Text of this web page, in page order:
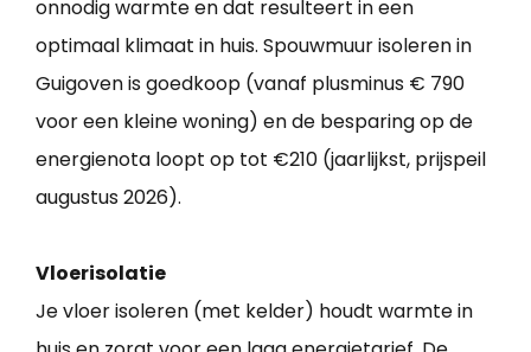
onnodig warmte en dat resulteert in een
optimaal klimaat in huis. Spouwmuur isoleren in
Guigoven is goedkoop (vanaf plusminus € 790
voor een kleine woning) en de besparing op de
energienota loopt op tot €210 (jaarlijkst, prijspeil
augustus 2026).
Vloerisolatie
Je vloer isoleren (met kelder) houdt warmte in